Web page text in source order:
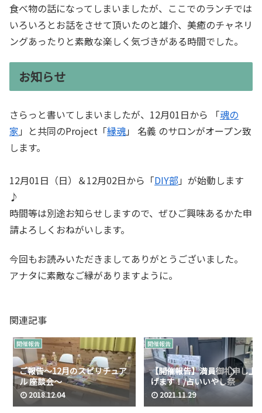
食べ物の話になってしまいましたが、ここでのランチでは
いろいろとお話をさせて頂いたのと雄介、美癒のチャネリ
ングあったりと素敵な楽しく気づきがある時間でした。
お知らせ
さらっと書いてしまいましたが、12月01日から 「魂の
家 」と共同のProject「縁魂」 名義 のサロンがオープン致
します。
12月01日（日）＆12月02日から「DIY部」が始動します
♪
時間等は別途お知らせしますので、ぜひご興味あるかた申
請よろしくおねがいします。
今回もお読みいただきましてありがとうございました。
アナタに素敵なご縁がありますように。
関連記事
開催報告
ご報告～12月のスピリチュア
ル 座談会～
2018.12.04
開催報告
【開催報告】満員御礼申し上
げます！/占いいやし祭
2021.11.29